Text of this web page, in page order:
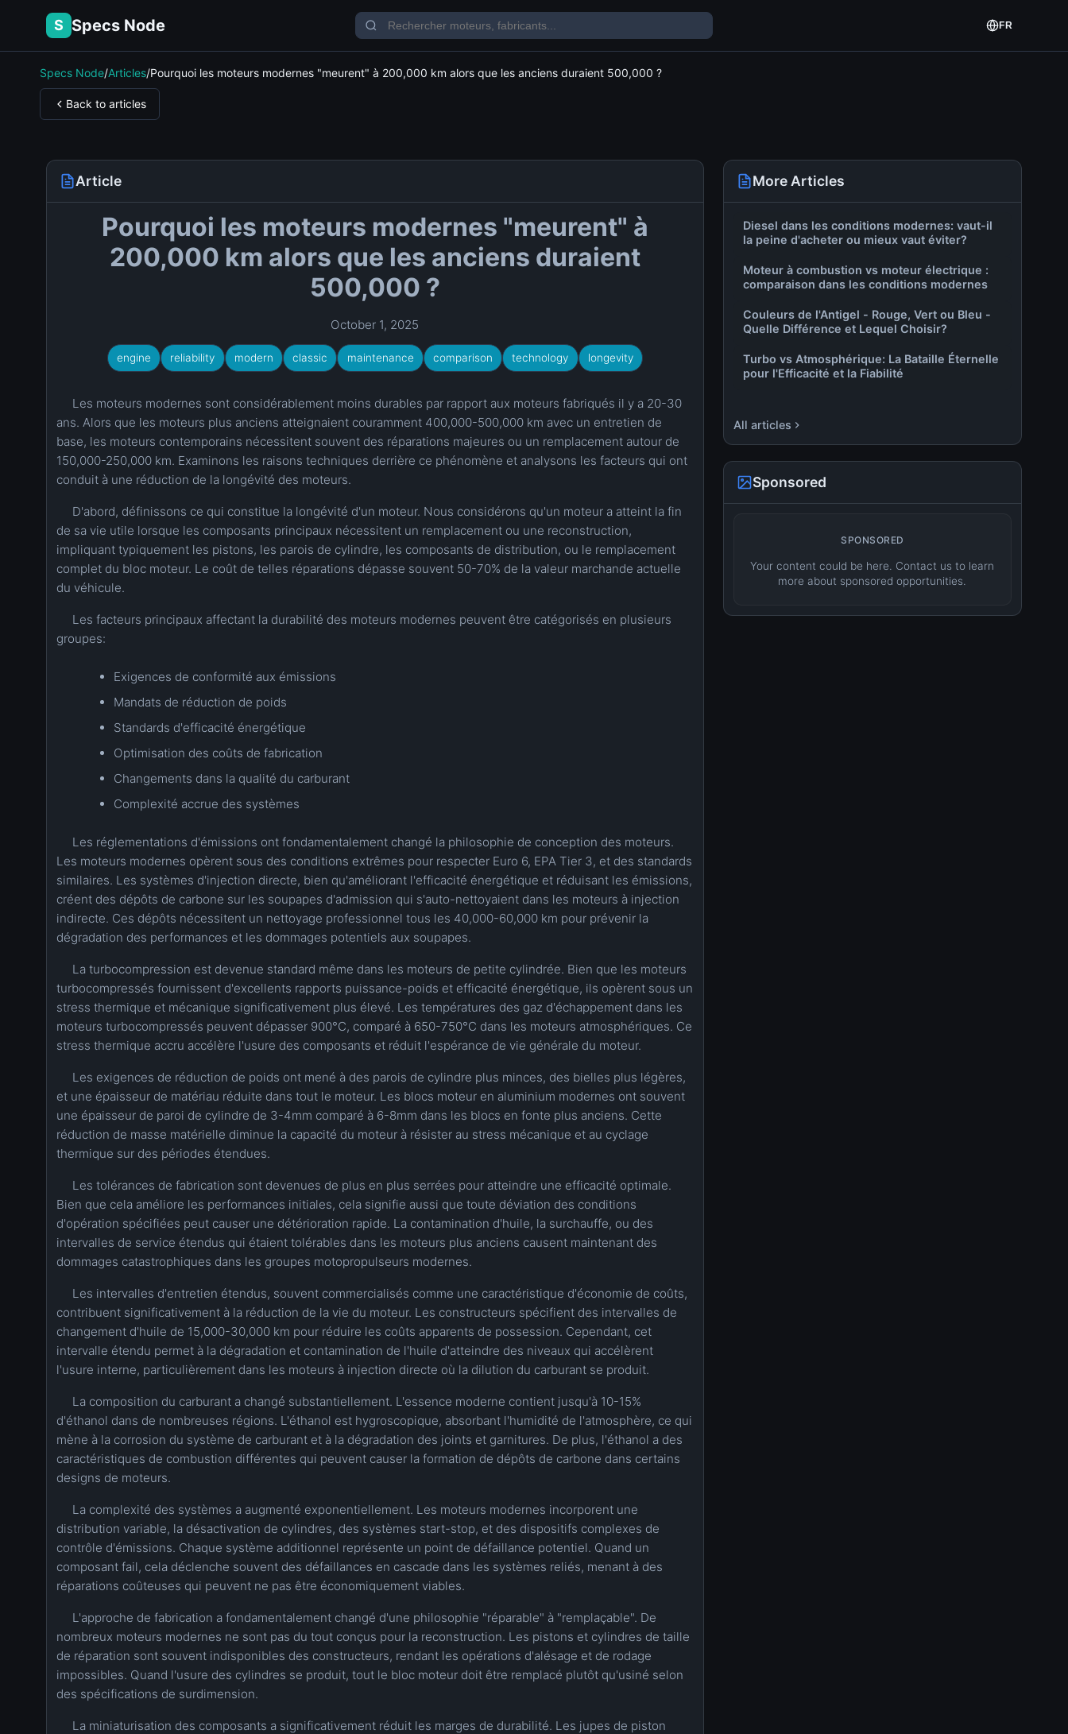
S Specs Node FR
Specs Node/Articles/Pourquoi les moteurs modernes "meurent" à 200,000 km alors que les anciens duraient 500,000 ?
Back to articles
Article
Pourquoi les moteurs modernes "meurent" à
200,000 km alors que les anciens duraient
500,000 ?
October 1, 2025
engine reliability modern classic maintenance comparison technology longevity
Les moteurs modernes sont considérablement moins durables par rapport aux moteurs fabriqués il y a 20-30
ans. Alors que les moteurs plus anciens atteignaient couramment 400,000-500,000 km avec un entretien de
base, les moteurs contemporains nécessitent souvent des réparations majeures ou un remplacement autour de
150,000-250,000 km. Examinons les raisons techniques derrière ce phénomène et analysons les facteurs qui ont
conduit à une réduction de la longévité des moteurs.
D'abord, définissons ce qui constitue la longévité d'un moteur. Nous considérons qu'un moteur a atteint la fin
de sa vie utile lorsque les composants principaux nécessitent un remplacement ou une reconstruction,
impliquant typiquement les pistons, les parois de cylindre, les composants de distribution, ou le remplacement
complet du bloc moteur. Le coût de telles réparations dépasse souvent 50-70% de la valeur marchande actuelle
du véhicule.
Les facteurs principaux affectant la durabilité des moteurs modernes peuvent être catégorisés en plusieurs
groupes:
Exigences de conformité aux émissions
Mandats de réduction de poids
Standards d'efficacité énergétique
Optimisation des coûts de fabrication
Changements dans la qualité du carburant
Complexité accrue des systèmes
Les réglementations d'émissions ont fondamentalement changé la philosophie de conception des moteurs.
Les moteurs modernes opèrent sous des conditions extrêmes pour respecter Euro 6, EPA Tier 3, et des standards
similaires. Les systèmes d'injection directe, bien qu'améliorant l'efficacité énergétique et réduisant les émissions,
créent des dépôts de carbone sur les soupapes d'admission qui s'auto-nettoyaient dans les moteurs à injection
indirecte. Ces dépôts nécessitent un nettoyage professionnel tous les 40,000-60,000 km pour prévenir la
dégradation des performances et les dommages potentiels aux soupapes.
La turbocompression est devenue standard même dans les moteurs de petite cylindrée. Bien que les moteurs
turbocompressés fournissent d'excellents rapports puissance-poids et efficacité énergétique, ils opèrent sous un
stress thermique et mécanique significativement plus élevé. Les températures des gaz d'échappement dans les
moteurs turbocompressés peuvent dépasser 900°C, comparé à 650-750°C dans les moteurs atmosphériques. Ce
stress thermique accru accélère l'usure des composants et réduit l'espérance de vie générale du moteur.
Les exigences de réduction de poids ont mené à des parois de cylindre plus minces, des bielles plus légères,
et une épaisseur de matériau réduite dans tout le moteur. Les blocs moteur en aluminium modernes ont souvent
une épaisseur de paroi de cylindre de 3-4mm comparé à 6-8mm dans les blocs en fonte plus anciens. Cette
réduction de masse matérielle diminue la capacité du moteur à résister au stress mécanique et au cyclage
thermique sur des périodes étendues.
Les tolérances de fabrication sont devenues de plus en plus serrées pour atteindre une efficacité optimale.
Bien que cela améliore les performances initiales, cela signifie aussi que toute déviation des conditions
d'opération spécifiées peut causer une détérioration rapide. La contamination d'huile, la surchauffe, ou des
intervalles de service étendus qui étaient tolérables dans les moteurs plus anciens causent maintenant des
dommages catastrophiques dans les groupes motopropulseurs modernes.
Les intervalles d'entretien étendus, souvent commercialisés comme une caractéristique d'économie de coûts,
contribuent significativement à la réduction de la vie du moteur. Les constructeurs spécifient des intervalles de
changement d'huile de 15,000-30,000 km pour réduire les coûts apparents de possession. Cependant, cet
intervalle étendu permet à la dégradation et contamination de l'huile d'atteindre des niveaux qui accélèrent
l'usure interne, particulièrement dans les moteurs à injection directe où la dilution du carburant se produit.
La composition du carburant a changé substantiellement. L'essence moderne contient jusqu'à 10-15%
d'éthanol dans de nombreuses régions. L'éthanol est hygroscopique, absorbant l'humidité de l'atmosphère, ce qui
mène à la corrosion du système de carburant et à la dégradation des joints et garnitures. De plus, l'éthanol a des
caractéristiques de combustion différentes qui peuvent causer la formation de dépôts de carbone dans certains
designs de moteurs.
La complexité des systèmes a augmenté exponentiellement. Les moteurs modernes incorporent une
distribution variable, la désactivation de cylindres, des systèmes start-stop, et des dispositifs complexes de
contrôle d'émissions. Chaque système additionnel représente un point de défaillance potentiel. Quand un
composant fail, cela déclenche souvent des défaillances en cascade dans les systèmes reliés, menant à des
réparations coûteuses qui peuvent ne pas être économiquement viables.
L'approche de fabrication a fondamentalement changé d'une philosophie "réparable" à "remplaçable". De
nombreux moteurs modernes ne sont pas du tout conçus pour la reconstruction. Les pistons et cylindres de taille
de réparation sont souvent indisponibles des constructeurs, rendant les opérations d'alésage et de rodage
impossibles. Quand l'usure des cylindres se produit, tout le bloc moteur doit être remplacé plutôt qu'usiné selon
des spécifications de surdimension.
La miniaturisation des composants a significativement réduit les marges de durabilité. Les jupes de piston
More Articles
Diesel dans les conditions modernes: vaut-il
la peine d'acheter ou mieux vaut éviter?
Moteur à combustion vs moteur électrique :
comparaison dans les conditions modernes
Couleurs de l'Antigel - Rouge, Vert ou Bleu -
Quelle Différence et Lequel Choisir?
Turbo vs Atmosphérique: La Bataille Éternelle
pour l'Efficacité et la Fiabilité
All articles
Sponsored
SPONSORED
Your content could be here. Contact us to learn
more about sponsored opportunities.